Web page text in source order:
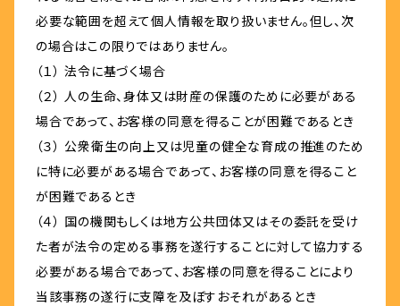
必要な範囲を超えて個人情報を取り扱いません。但し、次
の場合はこの限りではありません。
（１） 法令に基づく場合
（２） 人の生命、身体又は財産の保護のために必要がある
場合であって、お客様の同意を得ることが困難であるとき
（３） 公衆衛生の向上又は児童の健全な育成の推進のため
に特に必要がある場合であって、お客様の同意を得ること
が困難であるとき
（４） 国の機関もしくは地方公共団体又はその委託を受け
た者が法令の定める事務を遂行することに対して協力する
必要がある場合であって、お客様の同意を得ることにより
当該事務の遂行に支障を及ぼすおそれがあるとき